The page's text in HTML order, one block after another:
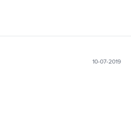
10-07-2019